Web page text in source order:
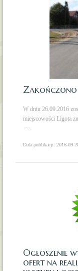
W dniu 26.09.2016
miejscowości Ligota
...
Data publikacji: 2016-09-
Ogłoszenie
ofert na